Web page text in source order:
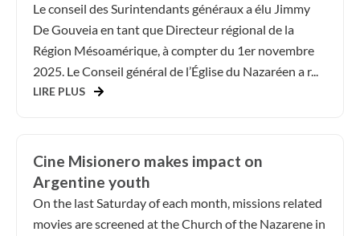
Le conseil des Surintendants généraux a élu Jimmy
De Gouveia en tant que Directeur régional de la
Région Mésoamérique, à compter du 1er novembre
2025. Le Conseil général de l’Église du Nazaréen a r...
LIRE PLUS
Cine Misionero makes impact on
Argentine youth
On the last Saturday of each month, missions related
movies are screened at the Church of the Nazarene in